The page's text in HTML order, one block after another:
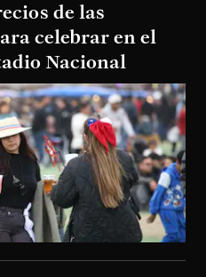
de las
celebrar en el
Nacional